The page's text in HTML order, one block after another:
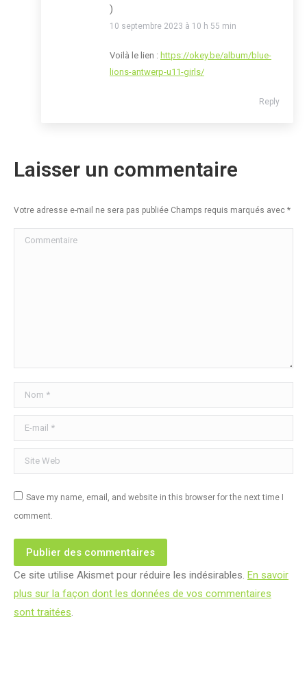
)
10 septembre 2023 à 10 h 55 min
Voilà le lien : https://okey.be/album/blue-
lions-antwerp-u11-girls/
Reply
Laisser un commentaire
Votre adresse e-mail ne sera pas publiée Champs requis marqués avec *
Commentaire
Nom *
E-mail *
Site Web
Save my name, email, and website in this browser for the next time I
comment.
Publier des commentaires
Ce site utilise Akismet pour réduire les indésirables. En savoir
plus sur la façon dont les données de vos commentaires
sont traitées.